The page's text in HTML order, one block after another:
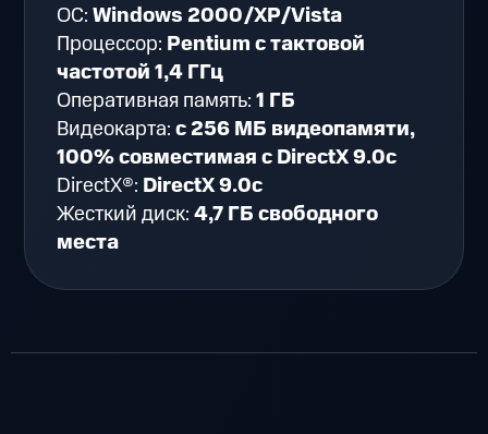
ОС:Windows 2000/XP/Vista
Процессор: Pentium с тактовой
частотой 1,4 ГГц
Оперативная память:1 ГБ
Видеокарта:с 256 МБ видеопамяти,
100% совместимая с DirectX 9.0c
DirectX®: DirectX 9.0c
Жесткий диск:4,7 ГБ свободного
места